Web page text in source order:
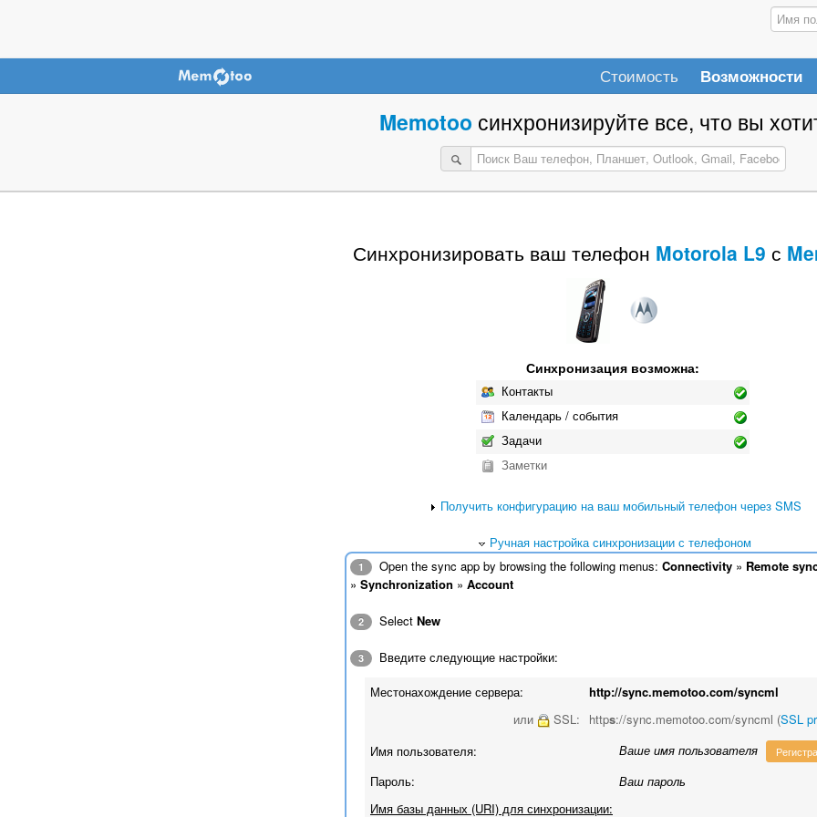
Стоимость Возможности
Memotoo синхронизируйте все, что вы
Синхронизировать ваш телефон Motorola L9 с
Синхронизация возможна:
Контакты
Календарь / события
Задачи
Заметки
Получить конфигурацию на ваш мобильный телефон через SMS
Ручная настройка синхронизации с телефоном
1 Open the sync app by browsing the following menus: Connectivity » Remote
» Synchronization » Account
2 Select New
3
Введите следующие настройки:
Местонахождение сервера:
http://sync.memotoo.com/syncml
или
SSL: https://sync.memotoo.com/syncml (SSL
Имя пользователя:
Ваше имя пользователя
Пароль:
Ваш пароль
Имя базы данных (URI) для синхронизации: